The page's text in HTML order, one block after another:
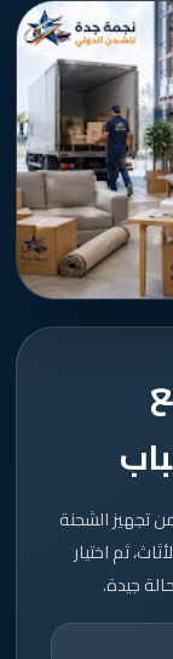
تجهيز الشحنة
ثم اختيار
جيدة.